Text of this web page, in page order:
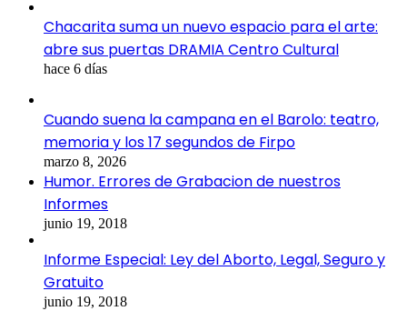
Chacarita suma un nuevo espacio para el arte:
abre sus puertas DRAMIA Centro Cultural
hace 6 días
Cuando suena la campana en el Barolo: teatro,
memoria y los 17 segundos de Firpo
marzo 8, 2026
Humor. Errores de Grabacion de nuestros
Informes
junio 19, 2018
Informe Especial: Ley del Aborto, Legal, Seguro y
Gratuito
junio 19, 2018